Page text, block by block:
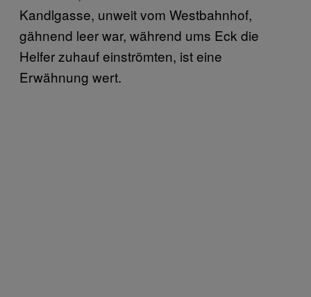
Kandlgasse, unweit vom Westbahnhof,
gähnend leer war, während ums Eck die
Helfer zuhauf einströmten, ist eine
Erwähnung wert.